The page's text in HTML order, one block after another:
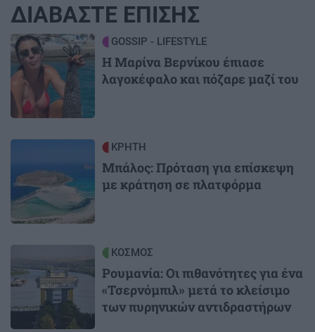
ΔΙΑΒΑΣΤΕ ΕΠΙΣΗΣ
Image GOSSIP - LIFESTYLE
Η Μαρίνα Βερνίκου έπιασε
λαγοκέφαλο και πόζαρε μαζί του
ΚΡΗΤΗ
Μπάλος: Πρόταση για επίσκεψη
με κράτηση σε πλατφόρμα
ΚΟΣΜΟΣ
Ρουμανία: Οι πιθανότητες για ένα
«Τσερνόμπιλ» μετά το κλείσιμο
των πυρηνικών αντιδραστήρων